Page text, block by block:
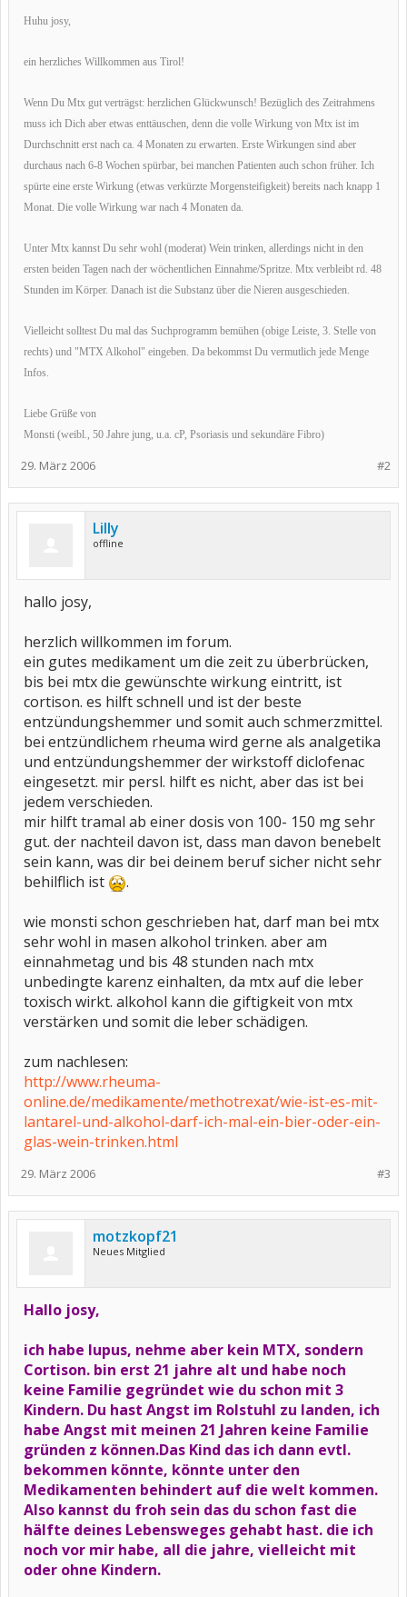
Huhu josy,
ein herzliches Willkommen aus Tirol!
Wenn Du Mtx gut verträgst: herzlichen Glückwunsch! Bezüglich des Zeitrahmens
muss ich Dich aber etwas enttäuschen, denn die volle Wirkung von Mtx ist im
Durchschnitt erst nach ca. 4 Monaten zu erwarten. Erste Wirkungen sind aber
durchaus nach 6-8 Wochen spürbar, bei manchen Patienten auch schon früher. Ich
spürte eine erste Wirkung (etwas verkürzte Morgensteifigkeit) bereits nach knapp 1
Monat. Die volle Wirkung war nach 4 Monaten da.
Unter Mtx kannst Du sehr wohl (moderat) Wein trinken, allerdings nicht in den
ersten beiden Tagen nach der wöchentlichen Einnahme/Spritze. Mtx verbleibt rd. 48
Stunden im Körper. Danach ist die Substanz über die Nieren ausgeschieden.
Vielleicht solltest Du mal das Suchprogramm bemühen (obige Leiste, 3. Stelle von
rechts) und "MTX Alkohol" eingeben. Da bekommst Du vermutlich jede Menge
Infos.
Liebe Grüße von
Monsti (weibl., 50 Jahre jung, u.a. cP, Psoriasis und sekundäre Fibro)
#2
29. März 2006
Lilly
offline
hallo josy,
herzlich willkommen im forum.
ein gutes medikament um die zeit zu überbrücken,
bis bei mtx die gewünschte wirkung eintritt, ist
cortison. es hilft schnell und ist der beste
entzündungshemmer und somit auch schmerzmittel.
bei entzündlichem rheuma wird gerne als analgetika
und entzündungshemmer der wirkstoff diclofenac
eingesetzt. mir persl. hilft es nicht, aber das ist bei
jedem verschieden.
mir hilft tramal ab einer dosis von 100- 150 mg sehr
gut. der nachteil davon ist, dass man davon benebelt
sein kann, was dir bei deinem beruf sicher nicht sehr
behilflich ist
.
wie monsti schon geschrieben hat, darf man bei mtx
sehr wohl in masen alkohol trinken. aber am
einnahmetag und bis 48 stunden nach mtx
unbedingte karenz einhalten, da mtx auf die leber
toxisch wirkt. alkohol kann die giftigkeit von mtx
verstärken und somit die leber schädigen.
zum nachlesen:
http://www.rheuma-
online.de/medikamente/methotrexat/wie-ist-es-mit-
lantarel-und-alkohol-darf-ich-mal-ein-bier-oder-ein-
glas-wein-trinken.html
#3
29. März 2006
motzkopf21
Neues Mitglied
Hallo josy,
ich habe lupus, nehme aber kein MTX, sondern
Cortison. bin erst 21 jahre alt und habe noch
keine Familie gegründet wie du schon mit 3
Kindern. Du hast Angst im Rolstuhl zu landen, ich
habe Angst mit meinen 21 Jahren keine Familie
gründen z können.Das Kind das ich dann evtl.
bekommen könnte, könnte unter den
Medikamenten behindert auf die welt kommen.
Also kannst du froh sein das du schon fast die
hälfte deines Lebensweges gehabt hast. die ich
noch vor mir habe, all die jahre, vielleicht mit
oder ohne Kindern.